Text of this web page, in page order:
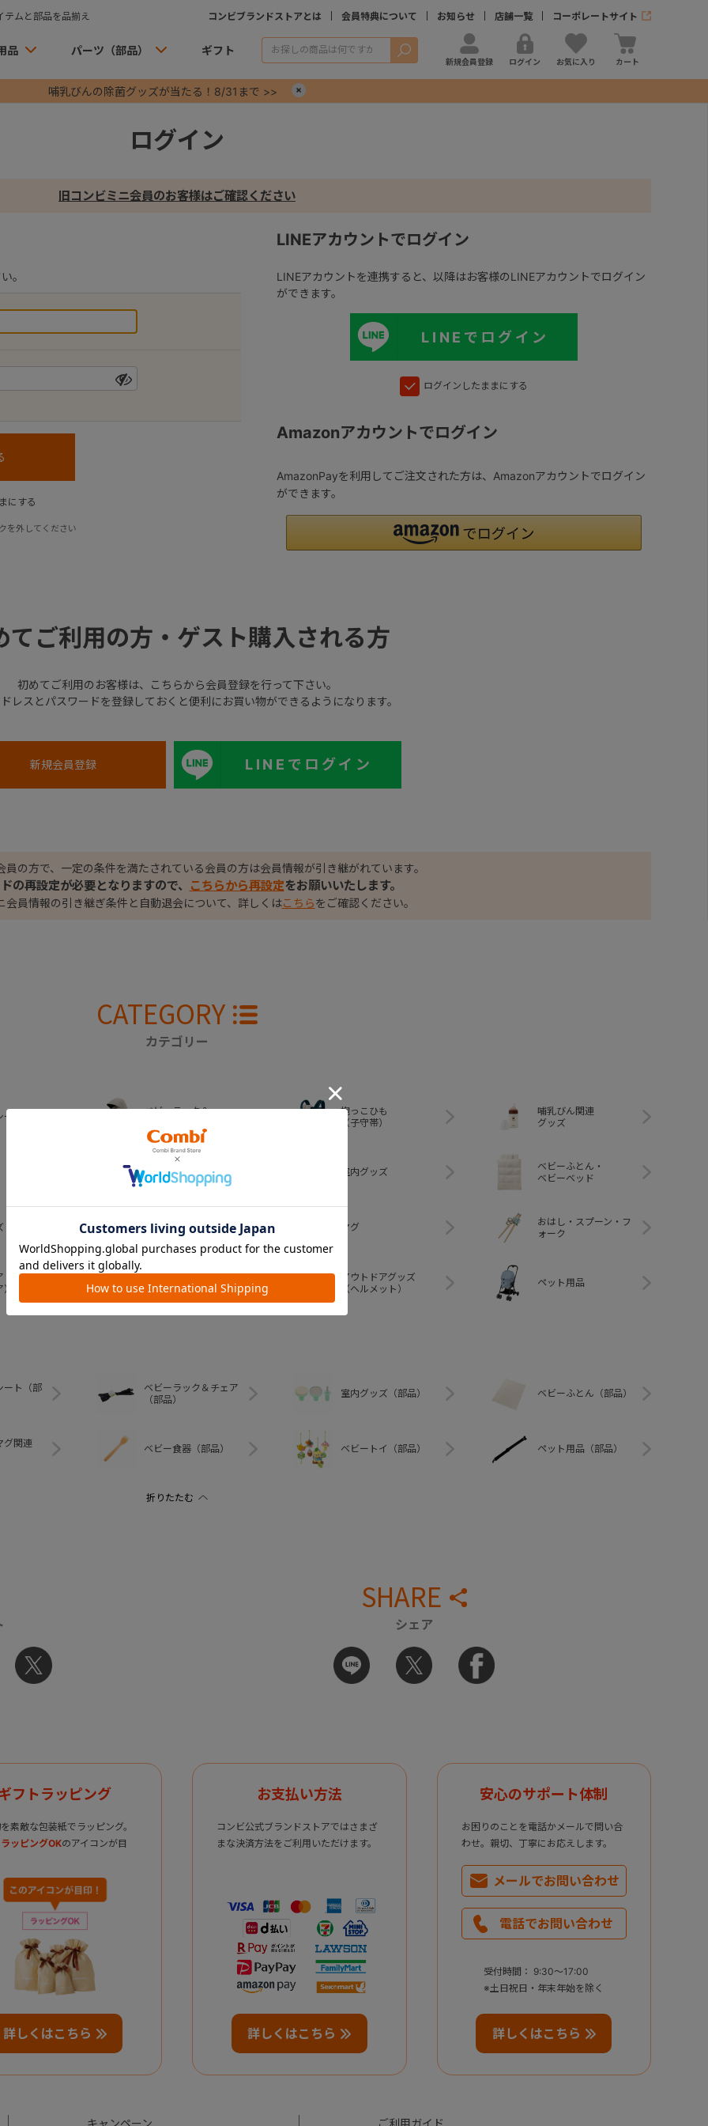
ムと部品を品揃え コンビブランドストアとは 会員特典について お知らせ 店舗一覧 コーポレートサイト
品 パーツ（部品） ギフト 検索
新規会員登録 ログイン お気に入り カート
哺乳びんの除菌グッズが当たる！8/31まで >>
ログイン
旧コンビミニ会員のお客様はご確認ください
。
にする
を外してください
LINEアカウントでログイン
LINEアカウントを連携すると、以降はお客様のLINEアカウントでログイン
ができます。
LINEでログイン
ログインしたままにする
Amazonアカウントでログイン
AmazonPayを利用してご注文された方は、Amazonアカウントでログイン
ができます。
てご利用の方・ゲスト購入される方
初めてご利用のお客様は、こちらから会員登録を行って下さい。
レスとパスワードを登録しておくと便利にお買い物ができるようになります。
LINEでログイン
員の方で、一定の条件を満たされている会員の方は会員情報が引き継がれています。
の再設定が必要となりますので、 こちらから再設定をお願いいたします。
会員情報の引き継ぎ条件と自動退会について、詳しくはこちらをご確認ください。
CATEGORY
カテゴリー
ト
ベビーラック＆
抱っこひも
（子守帯）
哺乳びん関連
グッズ
おむつ・
トイレグッズ
室内グッズ
ベビーふとん・
ベビーベッド
ベビー食器 マグ
おはし・スプーン・フ
ォーク
ベビートイ
アウトドアグッズ
（ヘルメット）
ペット用品
ート（部
ベビーラック＆チェア
（部品）
室内グッズ（部品） ベビーふとん（部品）
グ関連
ベビー食器（部品） ベビートイ（部品） ペット用品（部品）
SHARE
シェア
フトラッピング
素敵な包装紙でラッピング。
ッピングOKのアイコンが目
詳しくはこちら
お支払い方法
コンビ公式ブランドストアではさまざ
まな決済方法をご利用いただけます。
詳しくはこちら
安心のサポート体制
お困りのことを電話かメールで問い合
わせ。親切、丁寧にお応えします。
メールでお問い合わせ
電話でお問い合わせ
受付時間： 9:30～17:00
※土日祝日・年末年始を除く
詳しくはこちら
キャンペーン ご利用ガイド